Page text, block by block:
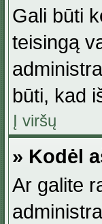
Gali būti
teisingą
būti, kad
Į viršų
» Kodėl
Ar galite